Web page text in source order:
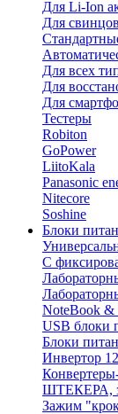
Для Li-Ion
Для
Для всех
Для
Для
Тестеры
Robiton
GoPower
LiitoKala
Panasonic
Nitecore
Soshine
Блоки
C
NoteBook &
USB блоки
Блоки
Инвертор
ШТЕКЕРА,
Зажим